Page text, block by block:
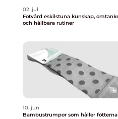
02. jul
Fotvård eskilstuna kunskap, omtanke
och hållbara rutiner
10. jun
Bambustrumpor som håller fötterna